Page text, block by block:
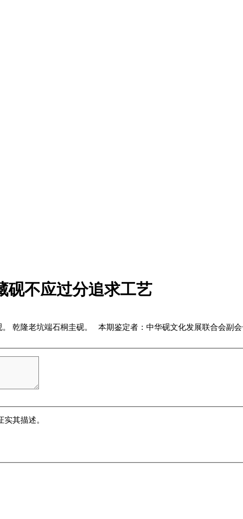
砚不应过分追求工艺
乾隆老坑端石桐圭砚。 本期鉴定者：中华砚文化发展联合会副
其描述。